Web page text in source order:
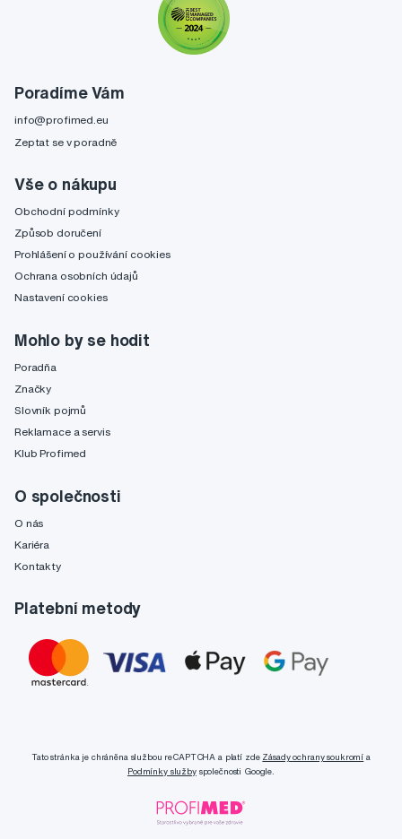
Poradíme Vám
info@profimed.eu
Zeptat se v poradně
Vše o nákupu
Obchodní podmínky
Způsob doručení
Prohlášení o používání cookies
Ochrana osobních údajů
Nastavení cookies
Mohlo by se hodit
Poradňa
Značky
Slovník pojmů
Reklamace a servis
Klub Profimed
O společnosti
O nás
Kariéra
Kontakty
Platební metody
Tato stránka je chráněna službou reCAPTCHA a platí zde Zásady ochrany soukromí a
Podmínky službyspolečnosti Google.